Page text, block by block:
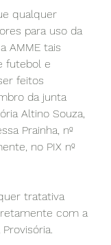
qualquer
para uso da
AMME tais
futebol e
feitos
da junta
Altino Souza,
Prainha, nº
no PIX nº
tratativa
com a